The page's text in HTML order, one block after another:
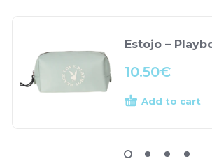
Estojo –
10.50€
Add to cart